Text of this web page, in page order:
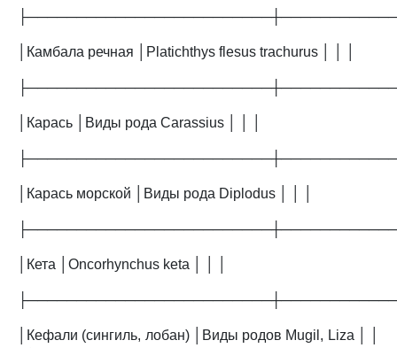
│Камбала речная │Platichthys flesus trachurus │ │ │
│Карась │Виды рода Carassius │ │ │
│Карась морской │Виды рода Diplodus │ │ │
│Кета │Oncorhynchus keta │ │ │
│Кефали (сингиль, лобан) │Виды родов Mugil, Liza │ │